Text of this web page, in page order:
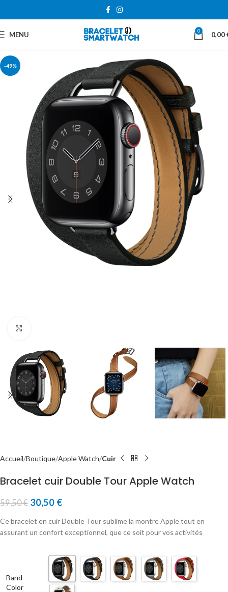
MENU 0 0,00
-49%
Accueil Boutique Apple Watch Cuir
Bracelet cuir Double Tour Apple Watch
59,50€ 30,50 €
Ce bracelet en cuir Double Tour sublime la montre Apple tout en
assurant un confort exceptionnel, que ce soit pour vos activités
Band
Color